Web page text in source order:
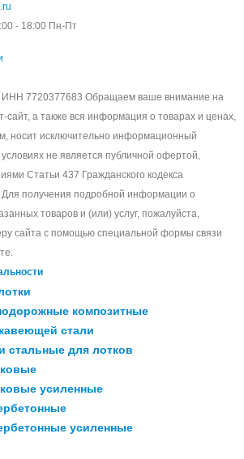
- 18:00 Пн-Пт
7720377683 Обращаем ваше внимание на
сайт, а также вся информация о товарах и ценах,
носит исключительно информационный
не является публичной офертой,
Статьи 437 Гражданского кодекса
Для получения подробной информации о
товаров и (или) услуг, пожалуйста,
сайта с помощью специальной формы связи
композитные
стали
стальные для лотков
усиленные
усиленные